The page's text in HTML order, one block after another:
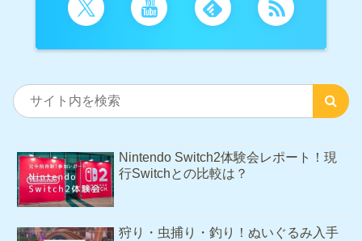
Nintendo Switch2体験会レポート！現
行Switchとの比較は？
狩り・虫捕り・釣り！ぬいぐるみ入手